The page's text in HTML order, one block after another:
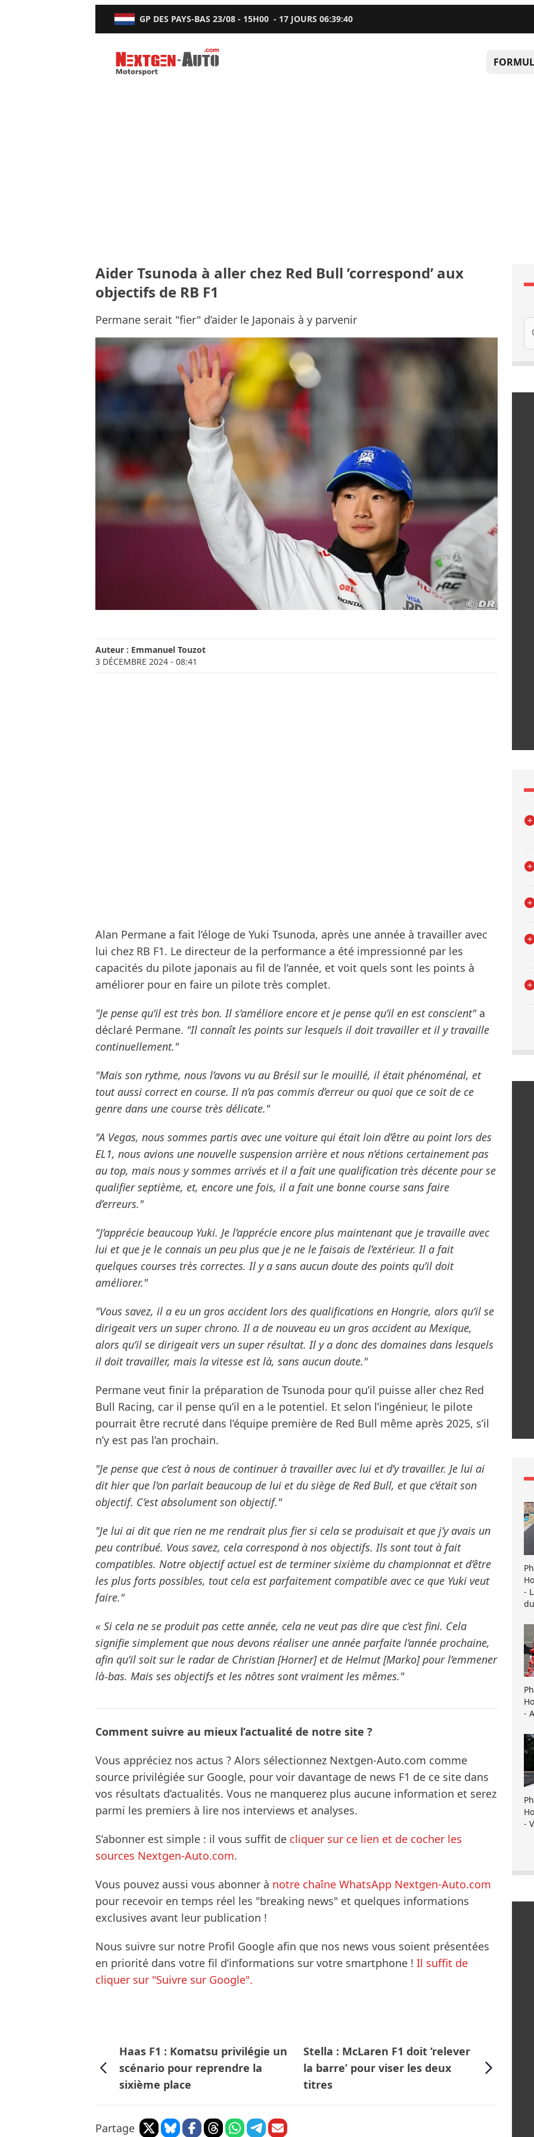
GP DES PAYS-BAS 23/08 - 15H00 - 17 JOURS06:39:39
Nextgen-Auto.com
Aider Tsunoda à aller chez Red Bull ’correspond’ aux
objectifs de RB F1
Permane serait "fier" d’aider le Japonais à y parvenir
Auteur : Emmanuel Touzot
3 DÉCEMBRE 2024 - 08:41
Alan Permane a fait l’éloge de Yuki Tsunoda, après une année à travailler avec
lui chez RB F1. Le directeur de la performance a été impressionné par les
capacités du pilote japonais au fil de l’année, et voit quels sont les points à
améliorer pour en faire un pilote très complet.
"Je pense qu’il est très bon. Il s’améliore encore et je pense qu’il en est conscient" a
déclaré Permane. "Il connaît les points sur lesquels il doit travailler et il y travaille
continuellement."
"Mais son rythme, nous l’avons vu au Brésil sur le mouillé, il était phénoménal, et
tout aussi correct en course. Il n’a pas commis d’erreur ou quoi que ce soit de ce
genre dans une course très délicate."
"A Vegas, nous sommes partis avec une voiture qui était loin d’être au point lors des
EL1, nous avions une nouvelle suspension arrière et nous n’étions certainement pas
au top, mais nous y sommes arrivés et il a fait une qualification très décente pour se
qualifier septième, et, encore une fois, il a fait une bonne course sans faire
d’erreurs."
"J’apprécie beaucoup Yuki. Je l’apprécie encore plus maintenant que je travaille avec
lui et que je le connais un peu plus que je ne le faisais de l’extérieur. Il a fait
quelques courses très correctes. Il y a sans aucun doute des points qu’il doit
améliorer."
"Vous savez, il a eu un gros accident lors des qualifications en Hongrie, alors qu’il se
dirigeait vers un super chrono. Il a de nouveau eu un gros accident au Mexique,
alors qu’il se dirigeait vers un super résultat. Il y a donc des domaines dans lesquels
il doit travailler, mais la vitesse est là, sans aucun doute."
Permane veut finir la préparation de Tsunoda pour qu’il puisse aller chez Red
Bull Racing, car il pense qu’il en a le potentiel. Et selon l’ingénieur, le pilote
pourrait être recruté dans l’équipe première de Red Bull même après 2025, s’il
n’y est pas l’an prochain.
"Je pense que c’est à nous de continuer à travailler avec lui et d’y travailler. Je lui ai
dit hier que l’on parlait beaucoup de lui et du siège de Red Bull, et que c’était son
objectif. C’est absolument son objectif."
"Je lui ai dit que rien ne me rendrait plus fier si cela se produisait et que j’y avais un
peu contribué. Vous savez, cela correspond à nos objectifs. Ils sont tout à fait
compatibles. Notre objectif actuel est de terminer sixième du championnat et d’être
les plus forts possibles, tout cela est parfaitement compatible avec ce que Yuki veut
faire."
« Si cela ne se produit pas cette année, cela ne veut pas dire que c’est fini. Cela
signifie simplement que nous devons réaliser une année parfaite l’année prochaine,
afin qu’il soit sur le radar de Christian [Horner] et de Helmut [Marko] pour l’emmener
là-bas. Mais ses objectifs et les nôtres sont vraiment les mêmes."
Comment suivre au mieux l’actualité de notre site ?
Vous appréciez nos actus ? Alors sélectionnez Nextgen-Auto.com comme
source privilégiée sur Google, pour voir davantage de news F1 de ce site dans
vos résultats d’actualités. Vous ne manquerez plus aucune information et serez
parmi les premiers à lire nos interviews et analyses.
S’abonner est simple : il vous suffit de cliquer sur ce lien et de cocher les
sources Nextgen-Auto.com.
Vous pouvez aussi vous abonner à notre chaîne WhatsApp Nextgen-Auto.com
pour recevoir en temps réel les "breaking news" et quelques informations
exclusives avant leur publication !
Nous suivre sur notre Profil Google afin que nos news vous soient présentées
en priorité dans votre fil d’informations sur votre smartphone ! Il suffit de
cliquer sur "Suivre sur Google".
Haas F1 : Komatsu privilégie un
scénario pour reprendre la
sixième place
Stella : McLaren F1 doit ’relever
la barre’ pour viser les deux
titres
Partage
-
-
-